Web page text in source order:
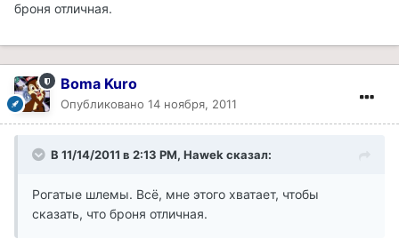
броня отличная.
Boma Kuro
Опубликовано 14 ноября, 2011
В 11/14/2011 в 2:13 PM, Hawek сказал:
Рогатые шлемы. Всё, мне этого хватает, чтобы
сказать, что броня отличная.